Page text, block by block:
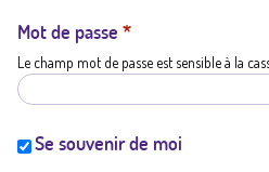
t
i
Mot de passe *
Le champ mot de passe est sensible à la
Se souvenir de moi